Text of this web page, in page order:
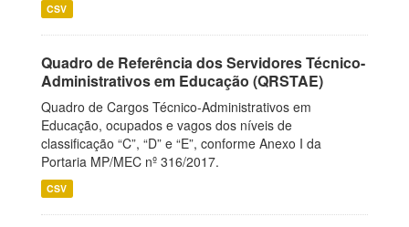
CSV
Quadro de Referência dos Servidores Técnico-
Administrativos em Educação (QRSTAE)
Quadro de Cargos Técnico-Administrativos em
Educação, ocupados e vagos dos níveis de
classificação “C”, “D” e “E”, conforme Anexo I da
Portaria MP/MEC nº 316/2017.
CSV